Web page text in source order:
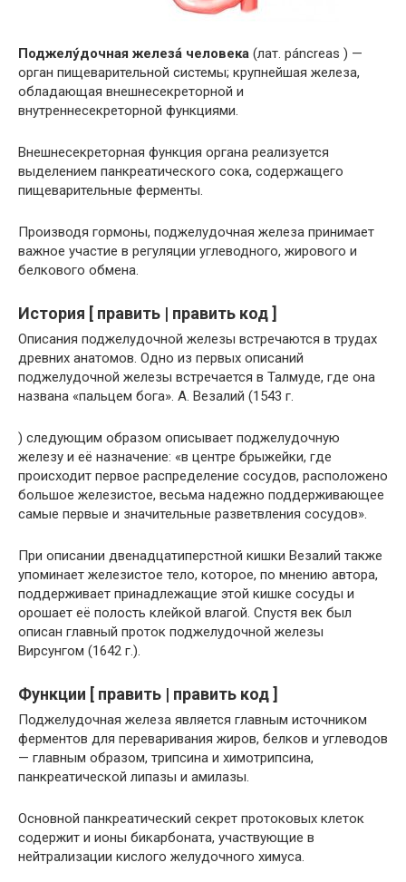
Поджелу́дочная железа́ человека (лат. páncreas ) —
орган пищеварительной системы; крупнейшая железа,
обладающая внешнесекреторной и
внутреннесекреторной функциями.
Внешнесекреторная функция органа реализуется
выделением панкреатического сока, содержащего
пищеварительные ферменты.
Производя гормоны, поджелудочная железа принимает
важное участие в регуляции углеводного, жирового и
белкового обмена.
История [ править | править код ]
Описания поджелудочной железы встречаются в трудах
древних анатомов. Одно из первых описаний
поджелудочной железы встречается в Талмуде, где она
названа «пальцем бога». А. Везалий (1543 г.
) следующим образом описывает поджелудочную
железу и её назначение: «в центре брыжейки, где
происходит первое распределение сосудов, расположено
большое железистое, весьма надежно поддерживающее
самые первые и значительные разветвления сосудов».
При описании двенадцатиперстной кишки Везалий также
упоминает железистое тело, которое, по мнению автора,
поддерживает принадлежащие этой кишке сосуды и
орошает её полость клейкой влагой. Спустя век был
описан главный проток поджелудочной железы
Вирсунгом (1642 г.).
Функции [ править | править код ]
Поджелудочная железа является главным источником
ферментов для переваривания жиров, белков и углеводов
— главным образом, трипсина и химотрипсина,
панкреатической липазы и амилазы.
Основной панкреатический секрет протоковых клеток
содержит и ионы бикарбоната, участвующие в
нейтрализации кислого желудочного химуса.